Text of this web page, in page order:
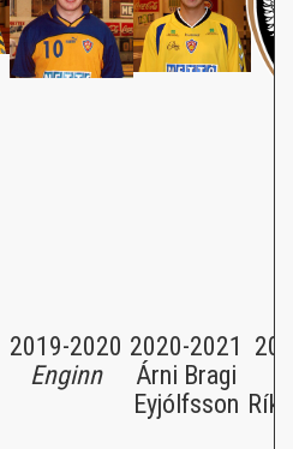
2019-2020
Enginn
2020-2021
Árni Bragi
Eyjólfsson